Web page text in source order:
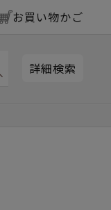
お買い物かご
詳細検索